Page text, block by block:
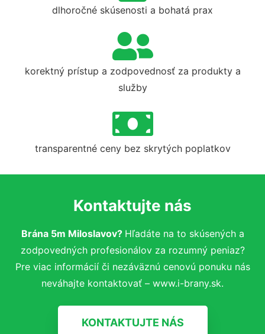
dlhoročné skúsenosti a bohatá prax
korektný prístup a zodpovednosť za produkty a
služby
transparentné ceny bez skrytých poplatkov
Kontaktujte nás
Brána 5m Miloslavov? Hľadáte na to skúsených a
zodpovedných profesionálov za rozumný peniaz?
Pre viac informácií či nezáväznú cenovú ponuku nás
neváhajte kontaktovať – www.i-brany.sk.
KONTAKTUJTE NÁS